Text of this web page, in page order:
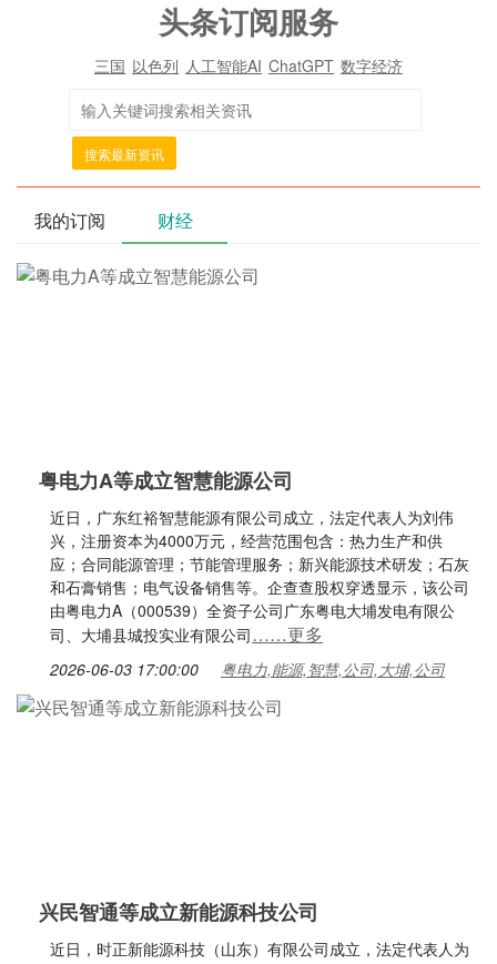
头条订阅服务
三国 以色列 人工智能AI ChatGPT 数字经济
搜索最新资讯
我的订阅 财经
粤电力A等成立智慧能源公司
近日，广东红裕智慧能源有限公司成立，法定代表人为刘伟
兴，注册资本为4000万元，经营范围包含：热力生产和供
应；合同能源管理；节能管理服务；新兴能源技术研发；石灰
和石膏销售；电气设备销售等。企查查股权穿透显示，该公司
由粤电力A（000539）全资子公司广东粤电大埔发电有限公
司、大埔县城投实业有限公司……更多
2026-06-03 17:00:00 粤电力,能源,智慧,公司,大埔,公司
兴民智通等成立新能源科技公司
近日，时正新能源科技（山东）有限公司成立，法定代表人为